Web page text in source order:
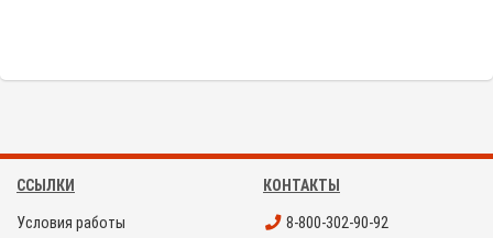
ССЫЛКИ
Условия работы
КОНТАКТЫ
8-800-302-90-92